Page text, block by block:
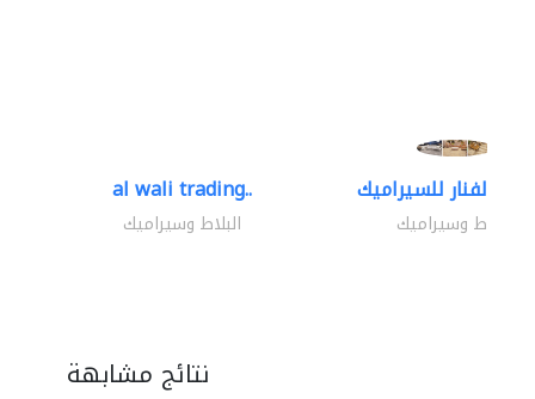
al wali trading..
البلاط وسيراميك البلاط وسيراميك
نتائج مشابهة